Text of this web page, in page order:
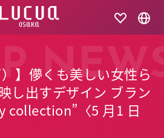
】儚くも美しい女性ら
し出すデザイン ブラン
collection”〈5 月1 日